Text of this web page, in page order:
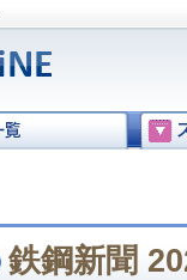
鉄鋼新聞